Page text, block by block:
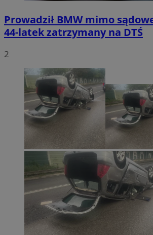
Prowadził BMW mimo
44-latek zatrzymany na DTŚ
2